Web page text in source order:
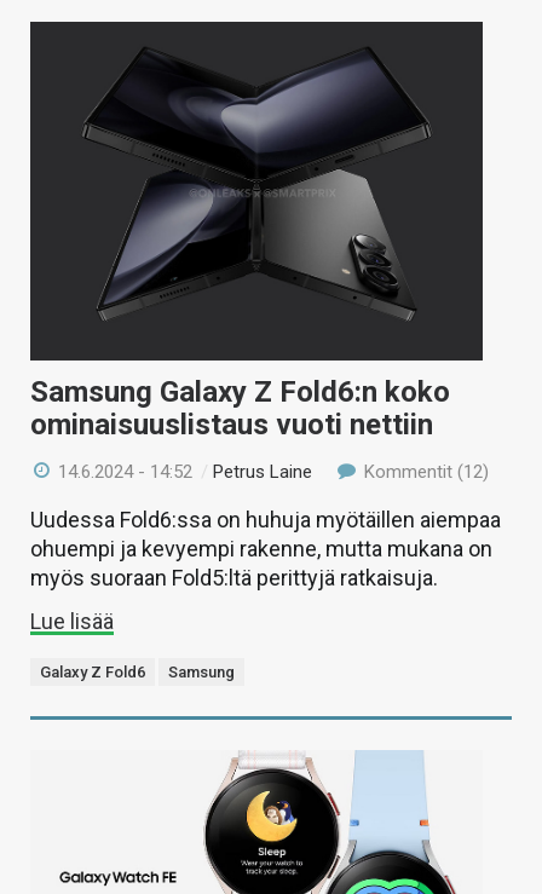
Samsung Galaxy Z Fold6:n koko
ominaisuuslistaus vuoti nettiin
14.6.2024 - 14:52 /Petrus Laine Kommentit (12)
Uudessa Fold6:ssa on huhuja myötäillen aiempaa
ohuempi ja kevyempi rakenne, mutta mukana on
myös suoraan Fold5:ltä perittyjä ratkaisuja.
Lue lisää
Galaxy Z Fold6 Samsung